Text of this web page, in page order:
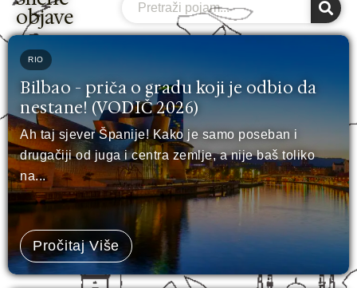
objave
RIO
Bilbao - priča o gradu koji je odbio da
nestane! (VODIČ 2026)
Ah taj sjever Španije! Kako je samo poseban i
drugačiji od juga i centra zemlje, a nije baš toliko
na...
Pročitaj Više